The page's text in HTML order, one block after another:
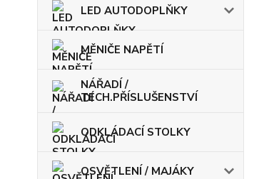
LED AUTODOPLŇKY
MĚNIČE NAPĚTÍ
NÁŘADÍ /
TECH.PŘÍSLUŠENSTVÍ
ODKLÁDACÍ STOLKY
OSVĚTLENÍ / MAJÁKY